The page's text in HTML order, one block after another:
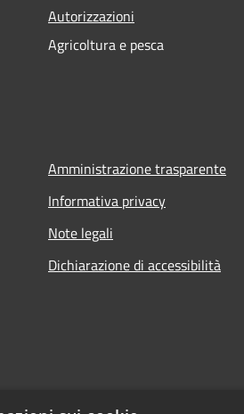
Autorizzazioni
Agricoltura e pesca
Amministrazione trasparente
Informativa privacy
Note legali
Dichiarazione di accessibilità